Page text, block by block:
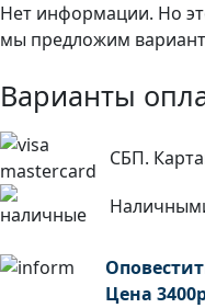
Нет информации. Но
мы предложим
Варианты
СБП.
Цена 3400